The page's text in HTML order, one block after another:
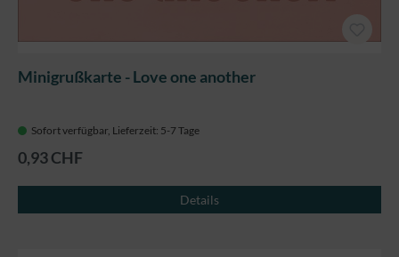
Minigrußkarte - Love one another
Sofort verfügbar, Lieferzeit: 5-7 Tage
0,93 CHF
Details